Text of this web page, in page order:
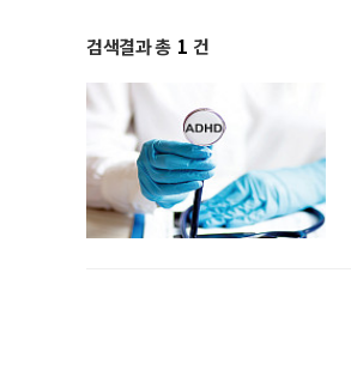
검색결과 총 1 건